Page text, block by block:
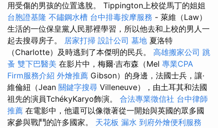
用受傷的男孩的位置逃脫。 Tippington上校從馬丁的姐姐
台胞證基隆 不鏽鋼水槽 台中排毒按摩服務 - 萊維（Law）
生活的一位保皇黨人民那裡學習，所以他去和上校的男人一
起去搜尋房子。 居家打掃 設計公司 墓地 夏洛特
（Charlotte）及時逃到了本傑明的民兵。 高雄搬家公司 跳
蚤 雙下巴醫美 在影片中，梅爾·吉布森（Mel 專業CPA
Firm服務介紹 外燴推薦 Gibson）的身邊，法國士兵，讓·
維倫紐（Jean 關鍵字搜尋 Villeneuve），由土耳其和法國
祖先的演員TchékyKaryo飾演。 合法專業徵信社 台中律師
推薦 在電影中，他還可以像徵著從一開始與英國的眾多國
家參與戰鬥的許多國家。 天花板 漏水 到府外燴便利服務